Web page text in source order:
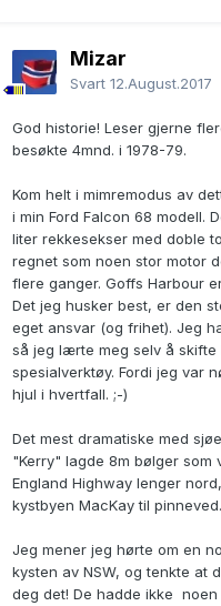
Mizar
Svart 12.August.2017
God historie! Leser gjerne
besøkte 4mnd. i 1978-79.
Kom helt i mimremodus av
i min Ford Falcon 68 modell.
liter rekkesekser med doble
regnet som noen stor motor
flere ganger. Goffs Harbour
Det jeg husker best, er den
eget ansvar (og frihet). Jeg
så jeg lærte meg selv å
spesialverktøy. Fordi jeg var
hjul i hvertfall. ;-)
Det mest dramatiske med
"Kerry" lagde 8m bølger som
England Highway lenger
kystbyen MacKay til
Jeg mener jeg hørte om en
kysten av NSW, og tenkte at
deg det! De hadde ikke